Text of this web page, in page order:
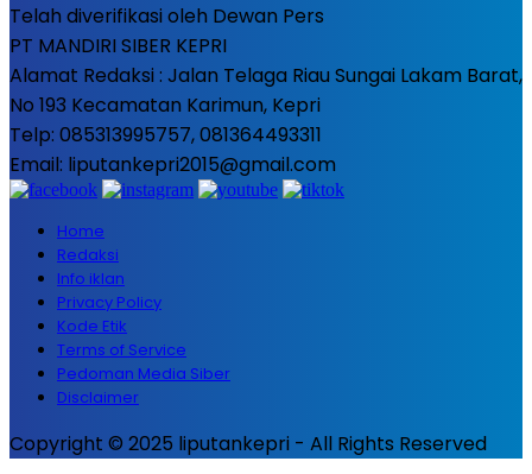
Telah diverifikasi oleh Dewan Pers
PT MANDIRI SIBER KEPRI
Alamat Redaksi : Jalan Telaga Riau Sungai Lakam Barat,
No 193 Kecamatan Karimun, Kepri
Telp: 085313995757, 081364493311
Email: liputankepri2015@gmail.com
Home
Redaksi
Info iklan
Privacy Policy
Kode Etik
Terms of Service
Pedoman Media Siber
Disclaimer
Copyright © 2025 liputankepri - All Rights Reserved